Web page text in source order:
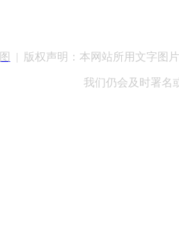
| 版权声明：本网站所用文字图
我们仍会及时署名